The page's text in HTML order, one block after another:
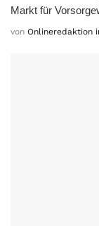
Markt für
von Onlineredaktion